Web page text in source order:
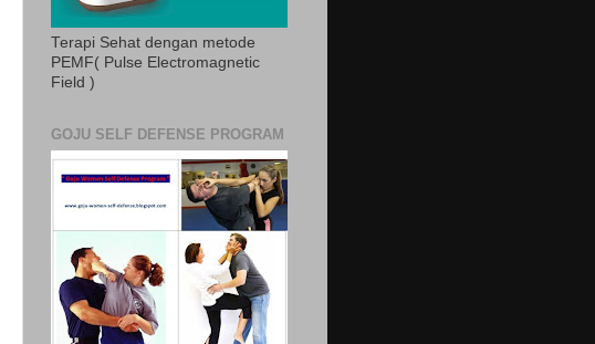
Terapi Sehat dengan metode
PEMF( Pulse Electromagnetic
Field )
GOJU SELF DEFENSE PROGRAM